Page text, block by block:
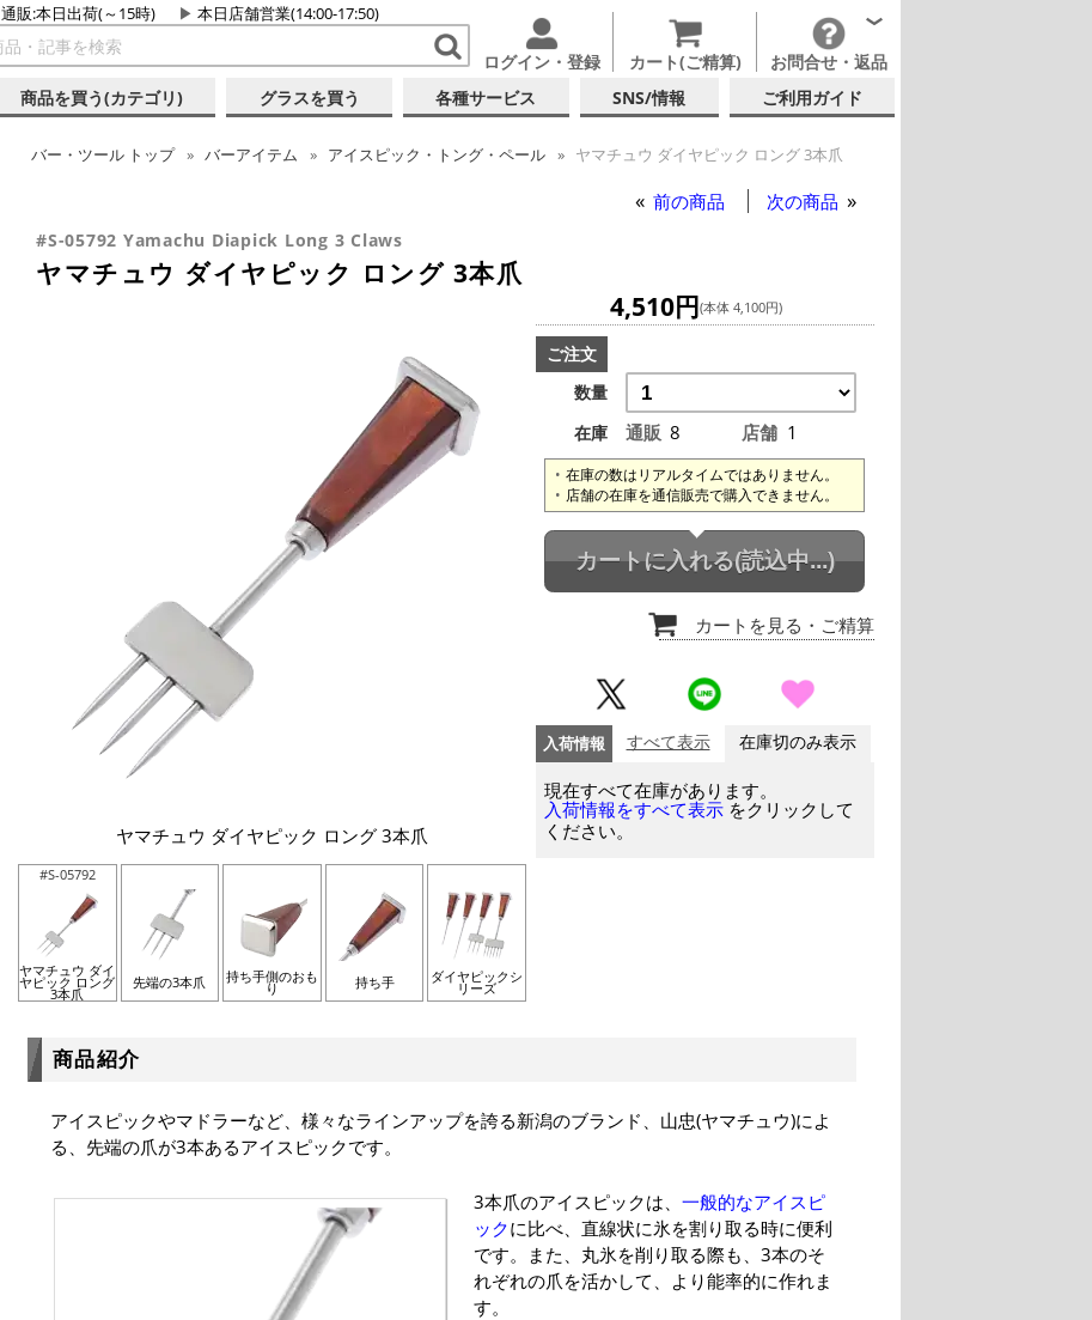
通販:本日出荷(～15時) 本日店舗営業(14:00-17:50)
ログイン・登録 カート(ご精算) お問合せ・返品
商品を買う(カテゴリ) グラスを買う 各種サービス SNS/情報 ご利用ガイド
バー・ツール トップ バーアイテム アイスピック・トング・ペール ヤマチュウ ダイヤピック ロング 3本爪
前の商品 次の商品
#S-05792 Yamachu Diapick Long 3 Claws
ヤマチュウ ダイヤピック ロング 3本爪
ヤマチュウ ダイヤピック ロング 3本爪
#S-05792
ヤマチュウ ダイ
ヤピック ロング
3本爪
先端の3本爪 持ち手側のおも
り 持ち手 ダイヤピックシ
リーズ
4,510円(本体 4,100円)
ご注文
数量
在庫
通販 8 店舗 1
在庫の数はリアルタイムではありません。
店舗の在庫を通信販売で購入できません。
カートに入れる(読込中...)
カートを見る ・ご精算
入荷情報 すべて表示 在庫切のみ表示
現在すべて在庫があります。
入荷情報をすべて表示 をクリックして
ください。
商品紹介
アイスピックやマドラーなど、様々なラインアップを誇る新潟のブランド、山忠(ヤマチュウ)によ
る、先端の爪が3本あるアイスピックです。
3本爪のアイスピックは、 一般的なアイスピ
ックに比べ、直線状に氷を割り取る時に便利
です。また、丸氷を削り取る際も、3本のそ
れぞれの爪を活かして、より能率的に作れま
す。